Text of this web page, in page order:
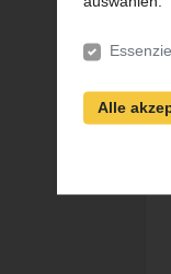
Alle